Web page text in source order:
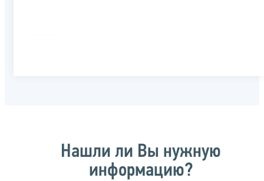
Нашли ли Вы нужную
информацию?